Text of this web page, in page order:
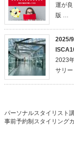
運が
版 …
2025/
2023
サリ
パーソナルスタイリスト
事前予約制スタイリング